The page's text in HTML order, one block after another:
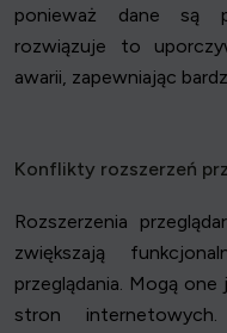
ponieważ dane są
rozwiązuje to
awarii, zapewniając
Konflikty rozszerzeń
Rozszerzenia
zwiększają
przeglądania. Mogą
stron